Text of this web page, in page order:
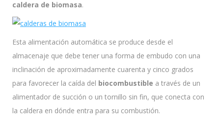
caldera de biomasa.
Esta alimentación automática se produce desde el
almacenaje que debe tener una forma de embudo con una
inclinación de aproximadamente cuarenta y cinco grados
para favorecer la caída del biocombustible a través de un
alimentador de succión o un tornillo sin fin, que conecta con
la caldera en dónde entra para su combustión.